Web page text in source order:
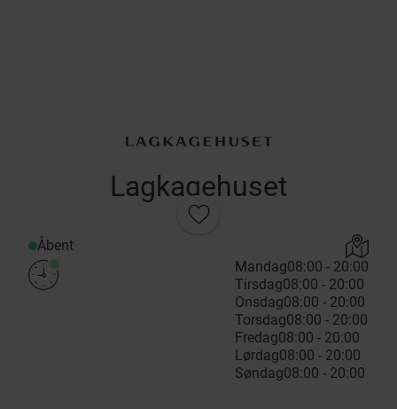
Lagkagehuset
Åbent
Mandag08:00 - 20:00
Tirsdag08:00 - 20:00
Onsdag08:00 - 20:00
Torsdag08:00 - 20:00
Fredag08:00 - 20:00
Lørdag08:00 - 20:00
Søndag08:00 - 20:00